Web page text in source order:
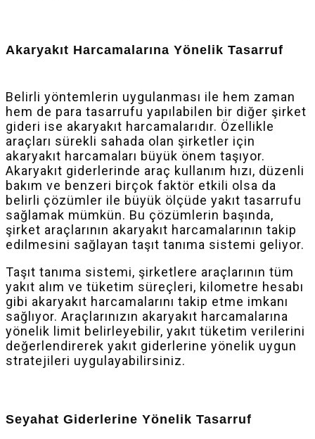
Akaryakıt Harcamalarına Yönelik Tasarruf
Belirli yöntemlerin uygulanması ile hem zaman
hem de para tasarrufu yapılabilen bir diğer şirket
gideri ise akaryakıt harcamalarıdır. Özellikle
araçları sürekli sahada olan şirketler için
akaryakıt harcamaları büyük önem taşıyor.
Akaryakıt giderlerinde araç kullanım hızı, düzenli
bakım ve benzeri birçok faktör etkili olsa da
belirli çözümler ile büyük ölçüde yakıt tasarrufu
sağlamak mümkün. Bu çözümlerin başında,
şirket araçlarının akaryakıt harcamalarının takip
edilmesini sağlayan taşıt tanıma sistemi geliyor.
Taşıt tanıma sistemi, şirketlere araçlarının tüm
yakıt alım ve tüketim süreçleri, kilometre hesabı
gibi akaryakıt harcamalarını takip etme imkanı
sağlıyor. Araçlarınızın akaryakıt harcamalarına
yönelik limit belirleyebilir, yakıt tüketim verilerini
değerlendirerek yakıt giderlerine yönelik uygun
stratejileri uygulayabilirsiniz.
Seyahat Giderlerine Yönelik Tasarruf